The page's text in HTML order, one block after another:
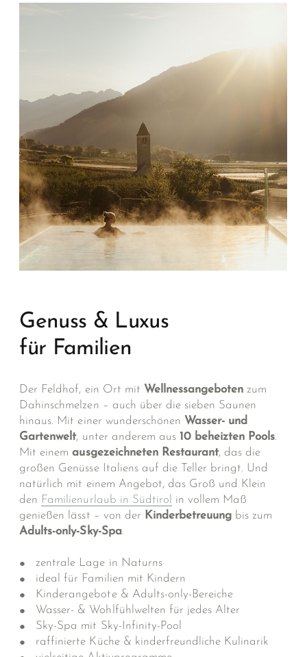
Genuss & Luxus
für Familien
Der Feldhof, ein Ort mit Wellnessangebotenzum
Dahinschmelzen – auch über die sieben Saunen
hinaus. Mit einer wunderschönen Wasser- und
Gartenwelt, unter anderem aus 10 beheiz­ten Pools.
Mit einemausgezeichneten Restau­rant, das die
großen Genüsse Italiens auf die Teller bringt. Und
natürlich mit einem Ange­bot, das Groß und Klein
den Familienurlaub in Südtirol in vollem Maß
genießen lässt – von der Kinderbetreuung bis zum
Adults-only-Sky-Spa.
zentrale Lage in Naturns
ideal für Familien mit Kindern
Kinderangebote & Adults-only-Bereiche
Wasser- & Wohlfühlwelten für jedes Alter
Sky-Spa mit Sky-Infinity-Pool
raffinierte Küche & kinderfreundliche Kulinarik